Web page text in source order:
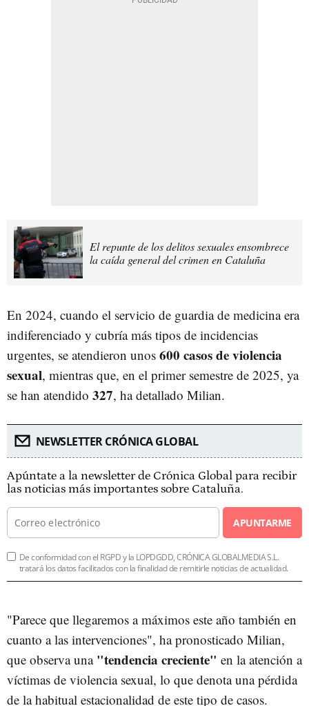
El repunte de los delitos sexuales ensombrece
la caída general del crimen en Cataluña
En 2024, cuando el servicio de guardia de medicina era
indiferenciado y cubría más tipos de incidencias
urgentes, se atendieron unos 600 casos de violencia
sexual, mientras que, en el primer semestre de 2025, ya
se han atendido 327, ha detallado Milian.
NEWSLETTER CRÓNICA GLOBAL
Apúntate a la newsletter de Crónica Global para recibir
las noticias más importantes sobre Cataluña.
APUNTARME
De conformidad con el RGPD y la LOPDGDD, CRÓNICA GLOBALMEDIA S.L.
tratará los datos facilitados con la finalidad de remitirle noticias de actualidad.
"Parece que llegaremos a máximos este año también en
cuanto a las intervenciones", ha pronosticado Milian,
que observa una "tendencia creciente" en la atención a
víctimas de violencia sexual, lo que denota una pérdida
de la habitual estacionalidad de este tipo de casos.